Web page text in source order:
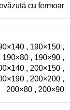
cu fermoar
, 190×150 ,
190×80 , 190×90 ,
, 200×150 ,
, 200×200 ,
200×80 , 200×90